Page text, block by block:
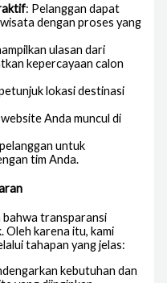
: Pelanggan dapat
dengan proses yang
ulasan dari
kepercayaan calon
lokasi destinasi
Anda muncul di
untuk
tim Anda.
bahwa transparansi
Oleh karena itu, kami
tahapan yang jelas:
kebutuhan dan